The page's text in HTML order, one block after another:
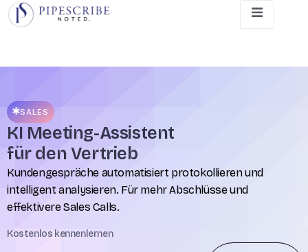
SALES
KI Meeting-Assistent
für den Vertrieb
Kundengespräche automatisiert protokollieren und
intelligent analysieren. Für mehr Abschlüsse und
effektivere Sales Calls.
Kostenlos kennenlernen